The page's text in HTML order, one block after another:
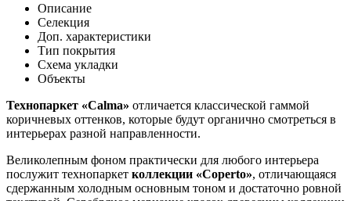
Описание
Селекция
Доп. характеристики
Тип покрытия
Схема укладки
Объекты
Технопаркет «Calma» отличается классической гаммой
коричневых оттенков, которые будут органично смотреться в
интерьерах разной направленности.
Великолепным фоном практически для любого интерьера
послужит технопаркет коллекции «Coperto», отличающаяся
сдержанным холодным основным тоном и достаточно ровной